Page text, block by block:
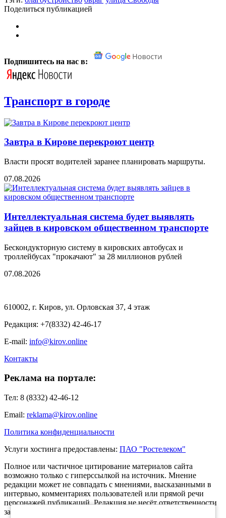
Поделиться публикацией
Подпишитесь на нас в:
Транспорт в городе
Завтра в Кирове перекроют центр
Власти просят водителей заранее планировать маршруты.
07.08.2026
Интеллектуальная система будет выявлять
зайцев в кировском общественном транспорте
Бескондукторную систему в кировских автобусах и
троллейбусах "прокачают" за 28 миллионов рублей
07.08.2026
610002, г. Киров, ул. Орловская 37, 4 этаж
Редакция: +7(8332) 42-46-17
E-mail: info@kirov.online
Контакты
Реклама на портале:
Тел: 8 (8332) 42-46-12
Email: reklama@kirov.online
Политика конфиденциальности
Услуги хостинга предоставлены: ПАО "Ростелеком"
Полное или частичное цитирование материалов сайта
возможно только с гиперссылкой на источник. Мнение
редакции может не совпадать с мнениями, высказанными в
интервью, комментариях пользователей или прямой речи
персонажей публикаций. Редакция не несёт ответственности
за текст комментариев читателей.